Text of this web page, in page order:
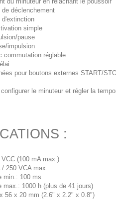
déclenchement
d'extinction
simple
pause
impulsion
commutation réglable
pour boutons externes START/
le minuteur et régler la
:
(100 mA max.)
250 VCA max.
min.: 100 ms
max.: 1000 h (plus de 41 jours)
56 x 20 mm (2.6" x 2.2" x 0.8")